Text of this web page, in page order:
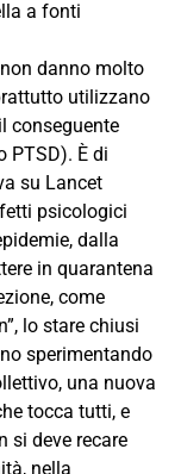
a fonti
danno molto
utilizzano
conseguente
PTSD). È di
su Lancet
psicologici
dalla
in quarantena
come
lo stare chiusi
sperimentando
una nuova
tocca tutti, e
si deve recare
nella